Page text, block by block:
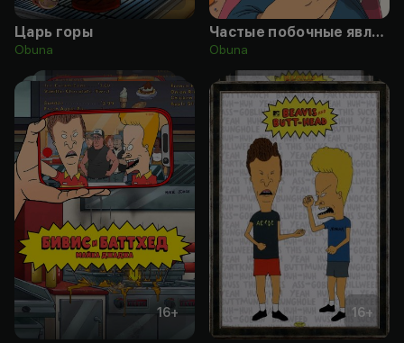
Царь горы
Obuna
Частые побочные явления
Obuna
16+ 16+